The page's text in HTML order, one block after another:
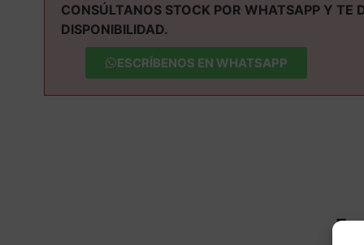
CONSÚLTANOS STOCK POR WHATSAPP Y TE
DISPONIBILIDAD.
ESCRÍBENOS EN WHATSAPP